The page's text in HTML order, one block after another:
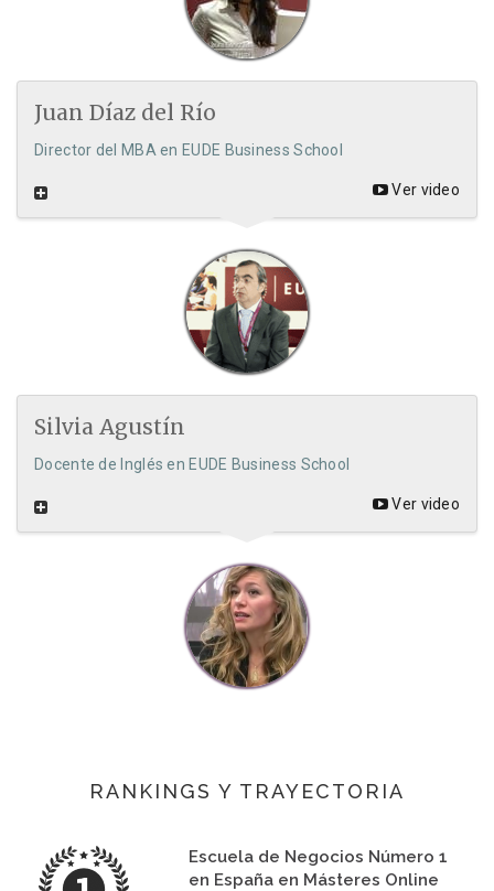
Juan Díaz del Río
Director del MBA en EUDE Business School
Ver video
Silvia Agustín
Docente de Inglés en EUDE Business School
Ver video
RANKINGS Y TRAYECTORIA
Escuela de Negocios Número 1
en España en Másteres Online